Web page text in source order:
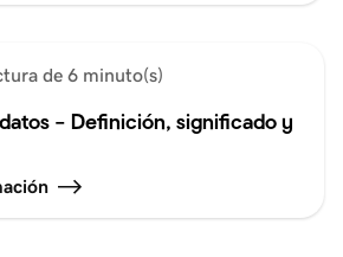
de 6 minuto(s)
– Definición, significado y